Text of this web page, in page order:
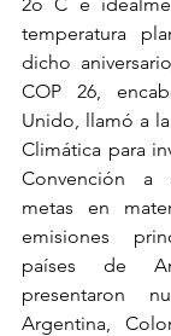
temperatura
dicho
COP 26,
Unido, llamó a
Climática para
Convención a
metas en
emisiones
países de
presentaron
Argentina,